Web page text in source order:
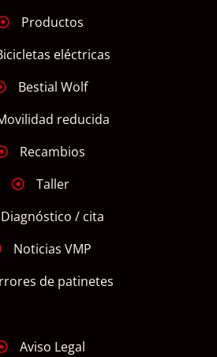
Productos
eléctricas
Bestial Wolf
reducida
Recambios
Taller
Diagnóstico / cita
Noticias VMP
de patinetes
Aviso Legal